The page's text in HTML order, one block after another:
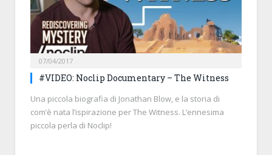
07/04/2017
#VIDEO: Noclip Documentary – The Witness
Una piccola biografia di Jonathan Blow, e la storia di
com’è nata l’ispirazione per The Witness. L’ennesima
piccola perla di Noclip!